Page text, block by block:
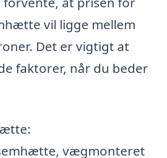
vil ligge mellem
Det er vigtigt at
faktorer, når du beder
vægmonteret